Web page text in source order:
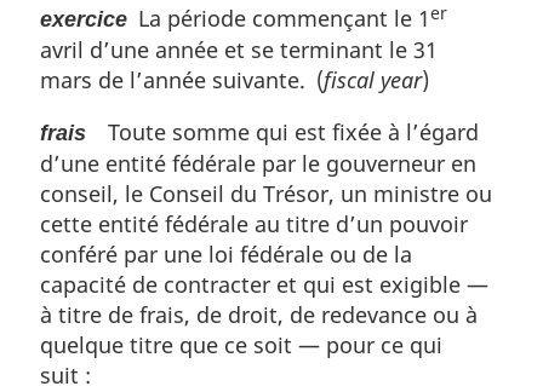
exercice La période commençant le 1er
avril d’une année et se terminant le 31
mars de l’année suivante. (fiscal year)
frais Toute somme qui est fixée à l’égard
d’une entité fédérale par le gouverneur en
conseil, le Conseil du Trésor, un ministre ou
cette entité fédérale au titre d’un pouvoir
conféré par une loi fédérale ou de la
capacité de contracter et qui est exigible —
à titre de frais, de droit, de redevance ou à
quelque titre que ce soit — pour ce qui
suit :